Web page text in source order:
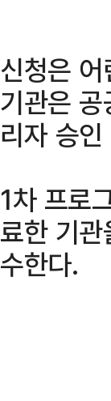
신청은
기관은
리자 승
1차 프로
료한 기
수한다.